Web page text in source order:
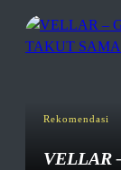
Rekomendasi
VELLAR